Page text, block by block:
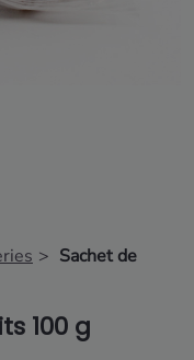
Sachet de
100 g